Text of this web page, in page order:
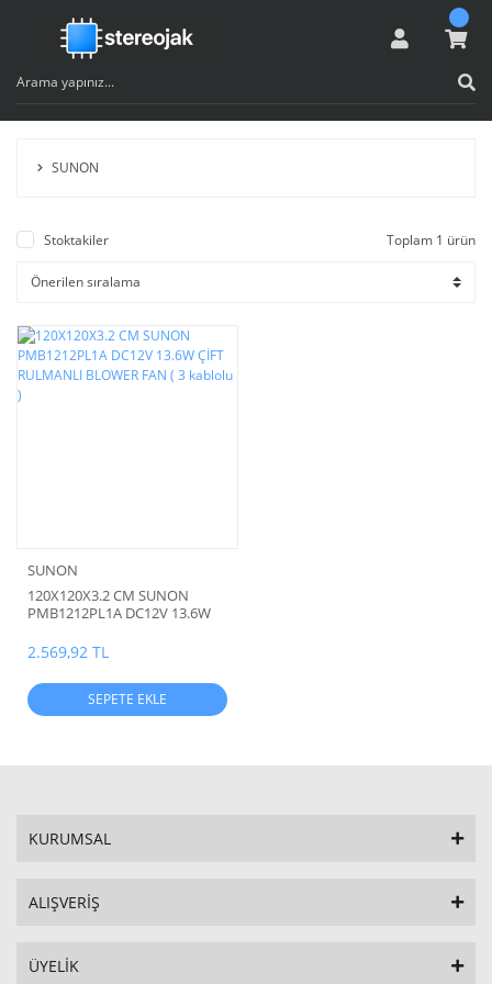
SUNON
Stoktakiler Toplam 1 ürün
SUNON
120X120X3.2 CM SUNON
PMB1212PL1A DC12V 13.6W
( 3 kablolu )
2.569,92 TL
SEPETE EKLE
KURUMSAL
ALIŞVERİŞ
ÜYELİK